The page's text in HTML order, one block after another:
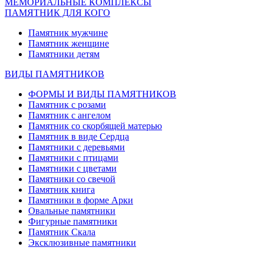
МЕМОРИАЛЬНЫЕ КОМПЛЕКСЫ
ПАМЯТНИК ДЛЯ КОГО
Памятник мужчине
Памятник женщине
Памятники детям
ВИДЫ ПАМЯТНИКОВ
ФОРМЫ И ВИДЫ ПАМЯТНИКОВ
Памятник с розами
Памятник с ангелом
Памятник со скорбящей матерью
Памятник в виде Сердца
Памятники с деревьями
Памятники с птицами
Памятники с цветами
Памятники со свечой
Памятник книга
Памятники в форме Арки
Овальные памятники
Фигурные памятники
Памятник Скала
Эксклюзивные памятники